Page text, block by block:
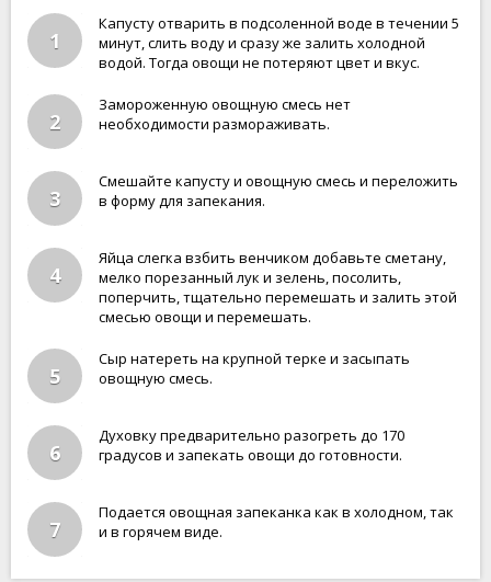
1
Капусту отварить в подсоленной воде в течении 5
минут, слить воду и сразу же залить холодной
водой. Тогда овощи не потеряют цвет и вкус.
2
Замороженную овощную смесь нет
необходимости размораживать.
3
Смешайте капусту и овощную смесь и переложить
в форму для запекания.
4
Яйца слегка взбить венчиком добавьте сметану,
мелко порезанный лук и зелень, посолить,
поперчить, тщательно перемешать и залить этой
смесью овощи и перемешать.
5
Сыр натереть на крупной терке и засыпать
овощную смесь.
6
Духовку предварительно разогреть до 170
градусов и запекать овощи до готовности.
7
Подается овощная запеканка как в холодном, так
и в горячем виде.